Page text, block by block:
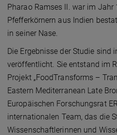
Pharao Ramses II. war im Jahr
Pfefferkörnern aus Indien
in seiner Nase.
Die Ergebnisse der Studie sind
veröffentlicht. Sie entstand im
Projekt „FoodTransforms –
Eastern Mediterranean Late
Europäischen Forschungsrat
internationalen Team, das die
Wissenschaftlerinnen und